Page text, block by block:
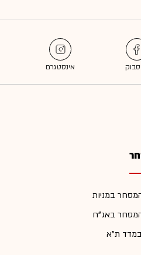
במניות
המסחר באג"ח
במדד ת"א